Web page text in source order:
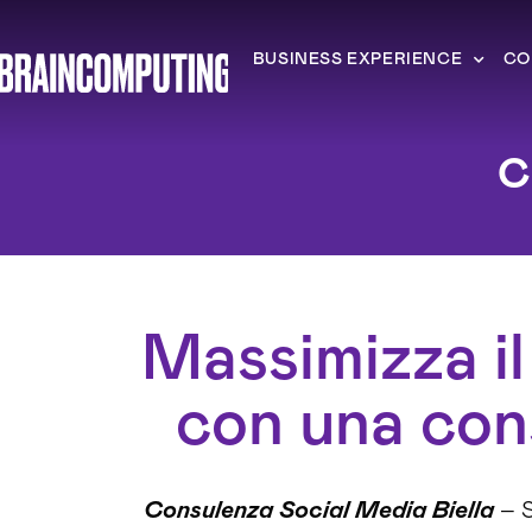
BUSINESS EXPERIENCE
Massimizza
con una
Consulenza Social Media Biella–